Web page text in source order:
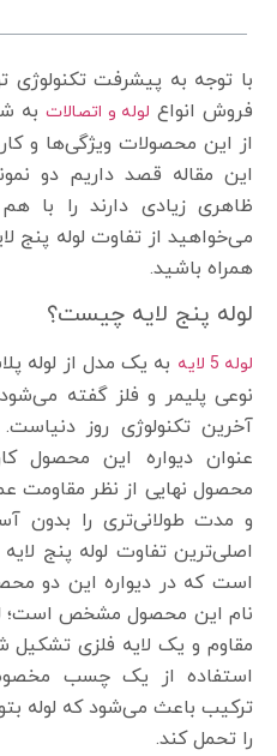
با توجه به پیشرفت تکنولوژی
فروش انواع لوله و اتصالات به
از این محصولات ویژگی‌ها و
این مقاله قصد داریم دو
ظاهری زیادی دارند را با
می‌خواهید از تفاوت لوله پنج
همراه باشید.
لوله پنج لایه چیست؟
لوله 5 لایه
به یک مدل از لوله
نوعی پلیمر و فلز گفته
آخرین تکنولوژی روز
عنوان دیواره این محصول
محصول نهایی از نظر مقاومت
و مدت طولانی‌تری را بدون
اصلی‌ترین تفاوت لوله پنج
است که در دیواره این دو
مقاوم و یک لایه فلزی
استفاده از یک چسب
را تحمل کند.